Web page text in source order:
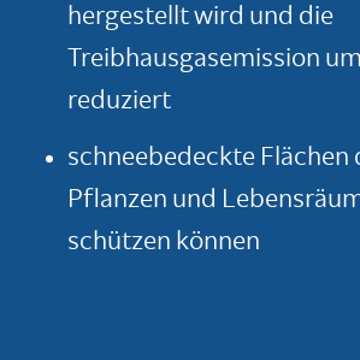
hergestellt wird und die
Treibhausgasemission
reduziert
schneebedeckte Flächen
Pflanzen und
schützen können